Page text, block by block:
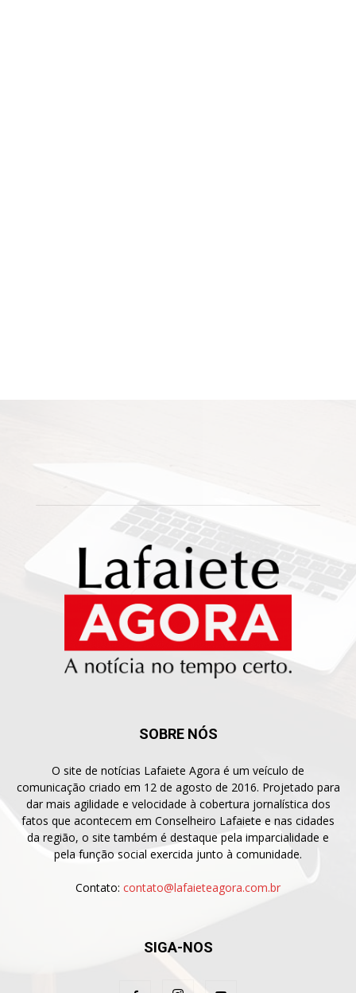
SOBRE NÓS
O site de notícias Lafaiete Agora é um veículo de
comunicação criado em 12 de agosto de 2016. Projetado para
dar mais agilidade e velocidade à cobertura jornalística dos
fatos que acontecem em Conselheiro Lafaiete e nas cidades
da região, o site também é destaque pela imparcialidade e
pela função social exercida junto à comunidade.
Contato: contato@lafaieteagora.com.br
SIGA-NOS